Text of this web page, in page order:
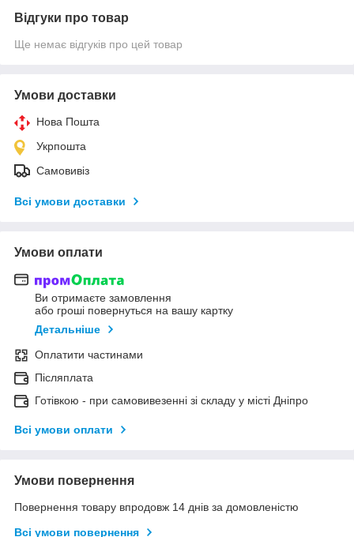
Відгуки про товар
Ще немає відгуків про цей товар
Умови доставки
Нова Пошта
Укрпошта
Самовивіз
Всі умови доставки
Умови оплати
Ви отримаєте замовлення
або гроші повернуться на вашу картку
Детальніше
Оплатити частинами
Післяплата
Готівкою - при самовивезенні зі складу у місті Дніпро
Всі умови оплати
Умови повернення
Повернення товару впродовж 14 днів за домовленістю
Всі умови повернення